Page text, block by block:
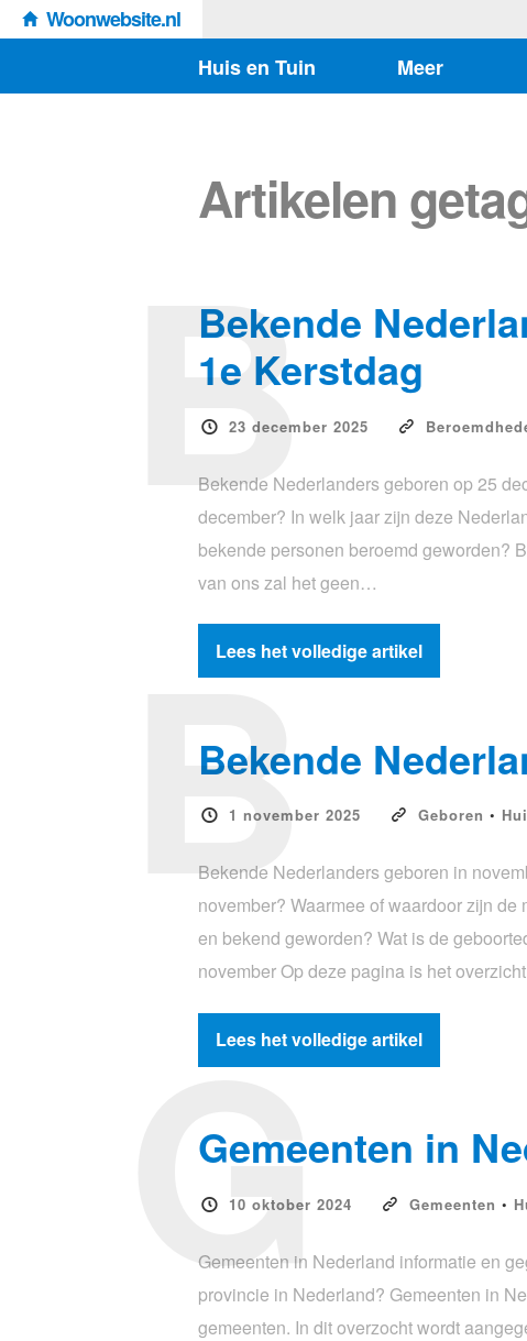
Woonwebsite.nl
Huis en Tuin
Meer
Artikelen
Bekende
1e Kerstdag
23 december 2025
B
Bekende Nederlanders geboren op 25
december? In welk jaar zijn deze
bekende personen beroemd geworden?
van ons zal het geen…
Lees het volledige artikel
Bekende
1 november 2025 Geboren •
B
Bekende Nederlanders geboren in
november? Waarmee of waardoor zijn
en bekend geworden? Wat is de
november Op deze pagina is het
Lees het volledige artikel
Gemeenten in
10 oktober 2024 Gemeenten •
G
Gemeenten in Nederland informatie en
provincie in Nederland? Gemeenten in
gemeenten. In dit overzocht wordt